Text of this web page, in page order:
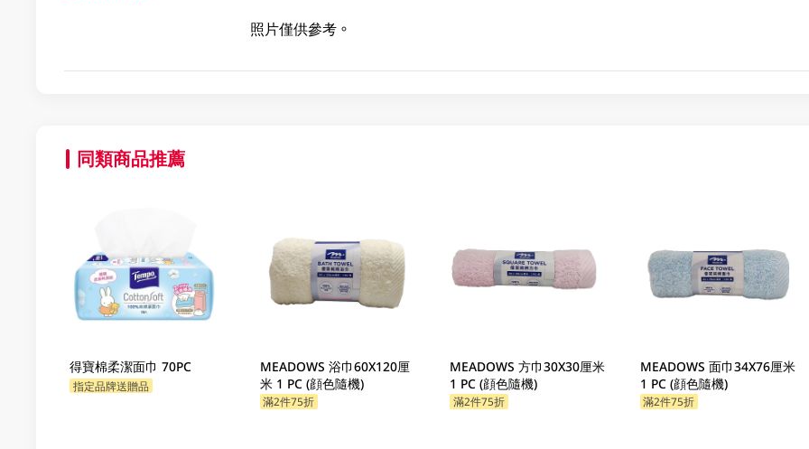
照片僅供參考。
同類商品推薦
得寶棉柔潔面巾 70PC
指定品牌送贈品
MEADOWS 浴巾60X120厘
米 1 PC (顔色隨機)
滿2件75折
MEADOWS 方巾30X30厘米
1 PC (顔色隨機)
滿2件75折
MEADOWS 面巾34X76厘米
1 PC (顔色隨機)
滿2件75折